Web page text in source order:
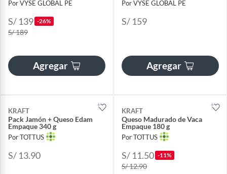
Por VYSE GLOBAL PE
S/ 139 -26%
S/ 189
Agregar
Por VYSE GLOBAL PE
S/ 159
Agregar
KRAFT
Pack Jamón + Queso Edam
Empaque 340 g
Por TOTTUS
S/ 13.90
KRAFT
Queso Madurado de Vaca
Empaque 180 g
Por TOTTUS
S/ 11.50 -11%
S/ 12.90